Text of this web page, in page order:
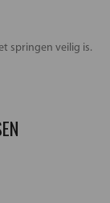
springen veilig is.